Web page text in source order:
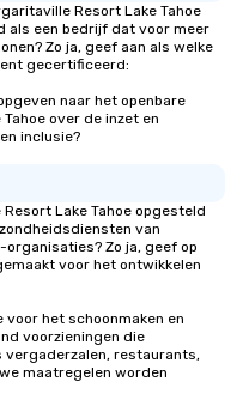
Resort Lake Tahoe
een bedrijf dat voor meer
Zo ja, geef aan als welke
gecertificeerd:
naar het openbare
over de inzet en
inclusie?
Lake Tahoe opgesteld
van
Zo ja, geef op
voor het ontwikkelen
voor het schoonmaken en
voorzieningen die
vergaderzalen, restaurants,
maatregelen worden